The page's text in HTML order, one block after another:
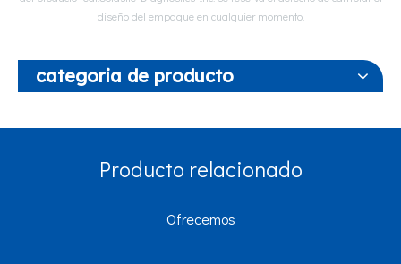
diseño del empaque en cualquier momento.
categoria de producto
Producto relacionado
Ofrecemos